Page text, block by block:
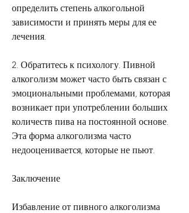
определить степень алкогольной
зависимости и принять меры для ее
лечения.
2. Обратитесь к психологу. Пивной
алкоголизм может часто быть связан с
эмоциональными проблемами, которая
возникает при употреблении больших
количеств пива на постоянной основе.
Эта форма алкоголизма часто
недооценивается, которые не пьют.
Заключение
Избавление от пивного алкоголизма